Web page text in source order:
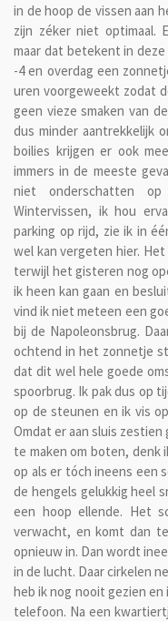
in de hoop de vissen aan
zijn zéker niet optimaal.
maar dat betekent in
-4 en overdag een
uren voorgeweekt zodat
geen vieze smaken van
dus minder aantrekkelijk
boilies krijgen er ook
immers in de meeste
niet onderschatten
Wintervissen, ik hou
parking op rijd, zie ik in
wel kan vergeten hier.
terwijl het gisteren nog
ik heen kan gaan en
vind ik niet meteen een
bij de Napoleonsbrug.
ochtend in het zonnetje
dat dit wel hele goede
spoorbrug. Ik pak dus op
op de steunen en ik vis
Omdat er aan sluis
te maken om boten, denk
op als er tóch ineens een
de hengels gelukkig heel
een hoop ellende. Het
verwacht, en komt dan
opnieuw in. Dan wordt
in de lucht. Daar cirkelen
heb ik nog nooit gezien
telefoon. Na een